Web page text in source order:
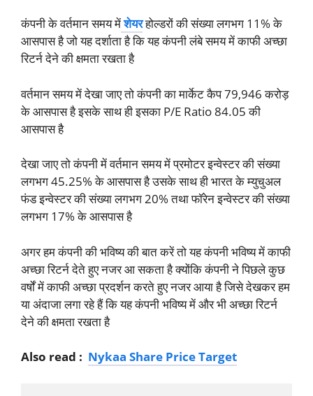
कंपनी के वर्तमान समय मेंशेयरहोल्डरों की संख्या लगभग 11% के
आसपास है जो यह दर्शाता है कि यह कंपनी लंबे समय में काफी अच्छा
रिटर्न देने की क्षमता रखता है
वर्तमान समय में देखा जाए तो कंपनी का मार्केट कैप 79,946 करोड़
के आसपास है इसके साथ ही इसका P/E Ratio 84.05 की
आसपास है
देखा जाए तो कंपनी में वर्तमान समय में प्रमोटर इन्वेस्टर की संख्या
लगभग 45.25% के आसपास है उसके साथ ही भारत के म्युचुअल
फंड इन्वेस्टर की संख्या लगभग 20% तथा फॉरेन इन्वेस्टर की संख्या
लगभग 17% के आसपास है
अगर हम कंपनी की भविष्य की बात करें तो यह कंपनी भविष्य में काफी
अच्छा रिटर्न देते हुए नजर आ सकता है क्योंकि कंपनी ने पिछले कुछ
वर्षों में काफी अच्छा प्रदर्शन करते हुए नजर आया है जिसे देखकर हम
या अंदाजा लगा रहे हैं कि यह कंपनी भविष्य में और भी अच्छा रिटर्न
देने की क्षमता रखता है
Also read : Nykaa Share Price Target